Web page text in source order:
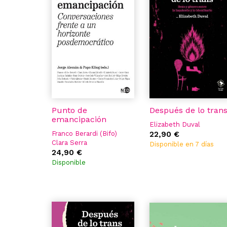
Punto de
emancipación
Franco Berardi (Bifo)
Clara Serra
Chantal Mouffe
Elizabeth Duval
Berlanga
24,90 €
Disponible
Después de lo trans
Elizabeth Duval
22,90 €
Disponible en 7 días